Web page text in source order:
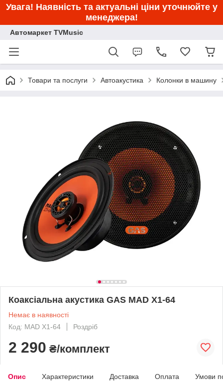
Увага! Наявність та актуальні ціни уточнюйте у
менеджера!
Автомаркет TVMusic
Товари та послуги Автоакустика Колонки в машину
Коаксіальна акустика GAS MAD X1-64
Немає в наявності
Код: MAD X1-64
Роздріб
2 290 ₴/комплект
Опис Характеристики Доставка Оплата Умови